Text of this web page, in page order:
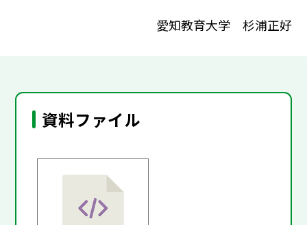
愛知教育大学 杉浦正好
資料ファイル